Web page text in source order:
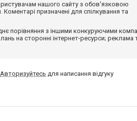
нашого сайту з обов'язковою
призначені для спілкування та
порівняння з іншими конкуруючими
на сторонні інтернет-ресурси; реклама
Авторизуйтесь для написання відгуку